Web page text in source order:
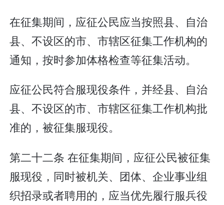
在征集期间，应征公民应当按照县、自治
县、不设区的市、市辖区征集工作机构的
通知，按时参加体格检查等征集活动。
应征公民符合服现役条件，并经县、自治
县、不设区的市、市辖区征集工作机构批
准的，被征集服现役。
第二十二条 在征集期间，应征公民被征集
服现役，同时被机关、团体、企业事业组
织招录或者聘用的，应当优先履行服兵役